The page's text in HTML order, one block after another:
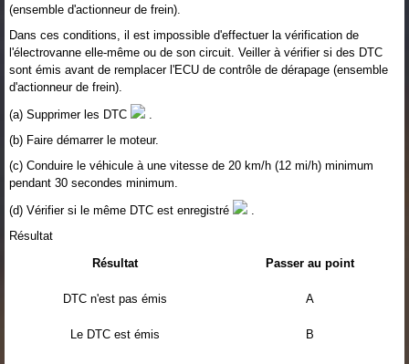
(ensemble d'actionneur de frein).
Dans ces conditions, il est impossible d'effectuer la vérification de
l'électrovanne elle-même ou de son circuit. Veiller à vérifier si des DTC
sont émis avant de remplacer l'ECU de contrôle de dérapage (ensemble
d'actionneur de frein).
(a) Supprimer les DTC
(b) Faire démarrer le moteur.
(c) Conduire le véhicule à une vitesse de 20 km/h (12 mi/h) minimum
pendant 30 secondes minimum.
(d) Vérifier si le même DTC est enregistré
Résultat
Résultat
Passer au point
DTC n'est pas émis A
Le DTC est émis B